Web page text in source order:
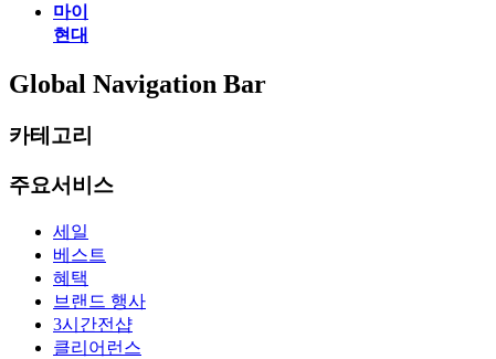
마이
현대
Global Navigation Bar
카테고리
주요서비스
세일
베스트
혜택
브랜드 행사
3시간전샵
클리어런스